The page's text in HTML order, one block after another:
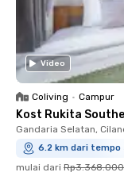
Video
Coliving • Campur
Kost Rukita
Gandaria Selatan,
6.2 km dari tempo
mulai dari Rp3.368.000